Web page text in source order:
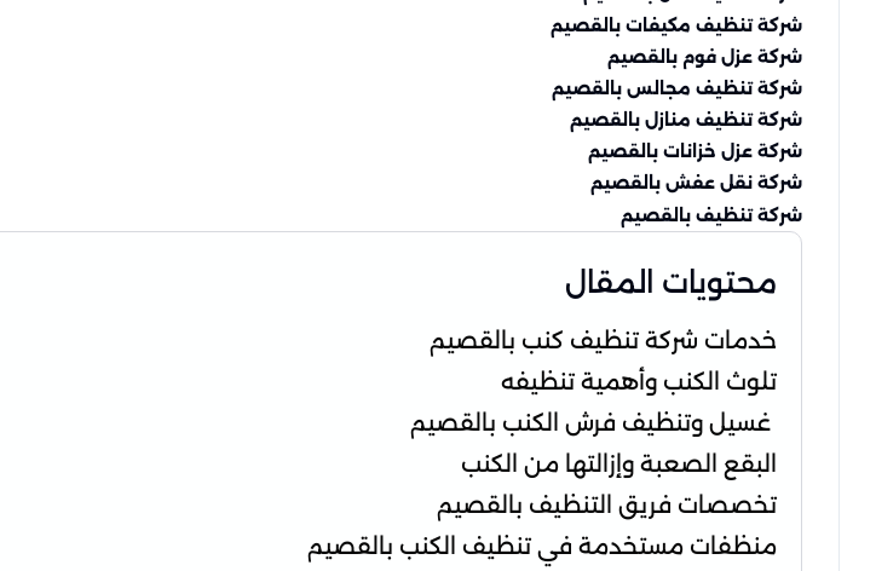
شركة تنظيف مكيفات بالقصيم
شركة عزل فوم بالقصيم
شركة تنظيف مجالس بالقصيم
شركة تنظيف منازل بالقصيم
شركة عزل خزانات بالقصيم
شركة نقل عفش بالقصيم
شركة تنظيف بالقصيم
محتويات المقال
خدمات شركة تنظيف كنب بالقصيم
تلوث الكنب وأهمية تنظيفه
غسيل وتنظيف فرش الكنب بالقصيم
البقع الصعبة وإزالتها من الكنب
تخصصات فريق التنظيف بالقصيم
منظفات مستخدمة في تنظيف الكنب بالقصيم